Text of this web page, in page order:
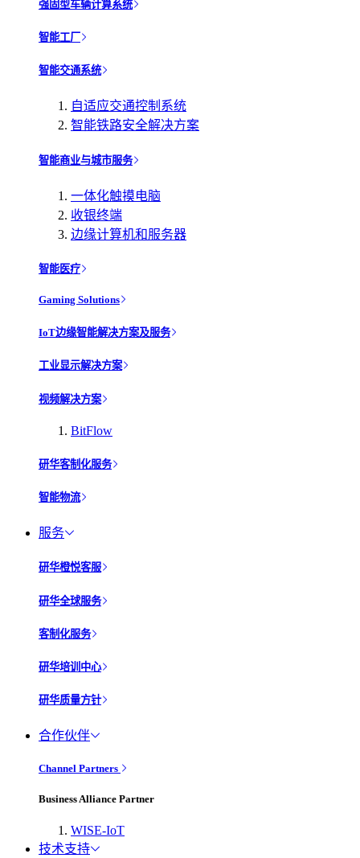
强固型车辆计算系统
智能工厂
智能交通系统
自适应交通控制系统
智能铁路安全解决方案
智能商业与城市服务
一体化触摸电脑
收银终端
边缘计算机和服务器
智能医疗
Gaming Solutions
IoT边缘智能解决方案及服务
工业显示解决方案
视频解决方案
BitFlow
研华客制化服务
智能物流
服务
研华橙悦客服
研华全球服务
客制化服务
研华培训中心
研华质量方针
合作伙伴
Channel Partners
Business Alliance Partner
WISE-IoT
技术支持